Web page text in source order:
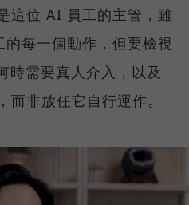
這位 AI 員工的主管，雖
每一個動作，但要檢視
時需要真人介入，以及
非放任它自行運作。